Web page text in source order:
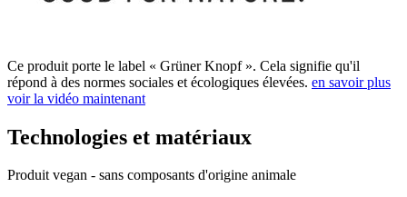
Ce produit porte le label « Grüner Knopf ». Cela signifie qu'il
répond à des normes sociales et écologiques élevées. en savoir plus
voir la vidéo maintenant
Technologies et matériaux
Produit vegan - sans composants d'origine animale